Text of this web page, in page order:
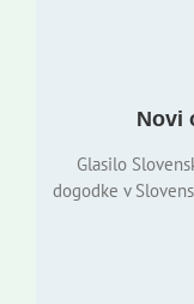
Novi
Glasilo
dogodke v